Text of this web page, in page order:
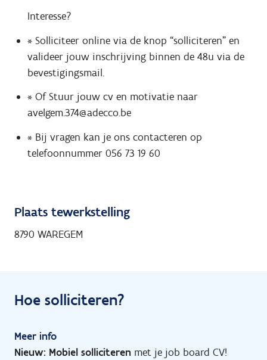
Interesse?
* Solliciteer online via de knop “solliciteren” en
valideer jouw inschrijving binnen de 48u via de
bevestigingsmail.
* Of Stuur jouw cv en motivatie naar
avelgem.374@adecco.be
* Bij vragen kan je ons contacteren op
telefoonnummer 056 73 19 60
Plaats tewerkstelling
8790 WAREGEM
Hoe solliciteren?
Meer info
Nieuw: Mobiel solliciteren met je job board CV!